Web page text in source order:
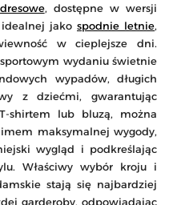
, dostępne w wersji
jako spodnie letnie,
w cieplejsze dni.
wydaniu świetnie
wypadów, długich
z dziećmi, gwarantując
shirtem lub bluzą, można
maksymalnej wygody,
wygląd i podkreślając
Właściwy wybór kroju i
stają się najbardziej
garderoby, odpowiadając